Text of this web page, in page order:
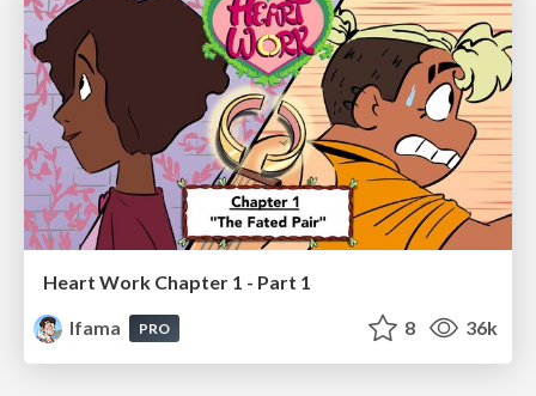
Heart Work Chapter 1 - Part 1
lfama
PRO 8 36k